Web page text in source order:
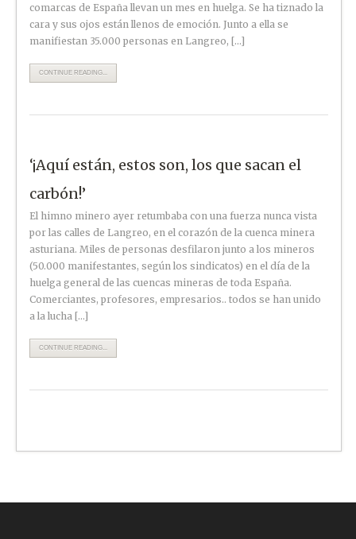
comarcas de España llevan un mes en huelga. Se ha tiznado la
cara y sus ojos están llenos de emoción. Junto a ella se
manifiestan 35.000 personas en Langreo, […]
CONTINUE READING...
‘¡Aquí están, estos son, los que sacan el
carbón!’
El himno minero ayer retumbaba con una fuerza nunca vista
por las calles de Langreo, en el corazón de la cuenca minera
asturiana. Miles de personas desfilaron junto a los mineros
(50.000 manifestantes, según los sindicatos) en el día de la
huelga general de las cuencas mineras de toda España.
Comerciantes, profesores, empresarios.. todos se han unido
a la lucha […]
CONTINUE READING...